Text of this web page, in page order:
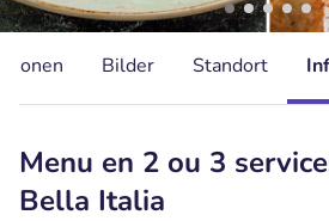
Bilder Standort
Menu en 2 ou 3
Bella Italia